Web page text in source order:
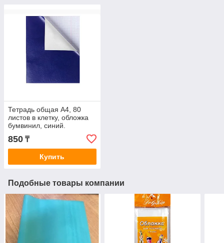
Тетрадь общая А4, 80
листов в клетку, обложка
бумвинил, синий.
850 ₸
Купить
Подобные товары компании